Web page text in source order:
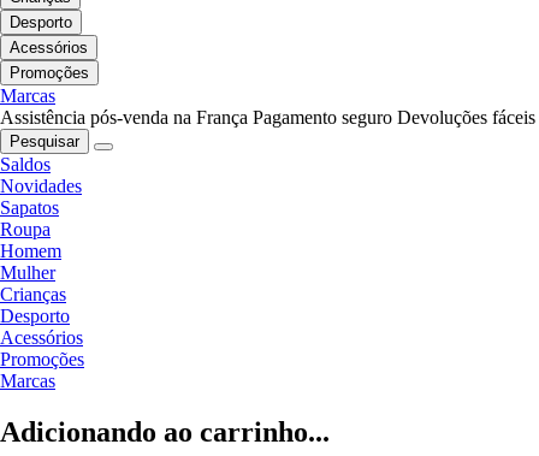
Desporto
Acessórios
Promoções
Marcas
Assistência pós-venda na França Pagamento seguro Devoluções fáceis
Pesquisar
Saldos
Novidades
Sapatos
Roupa
Homem
Mulher
Crianças
Desporto
Acessórios
Promoções
Marcas
Adicionando ao carrinho...